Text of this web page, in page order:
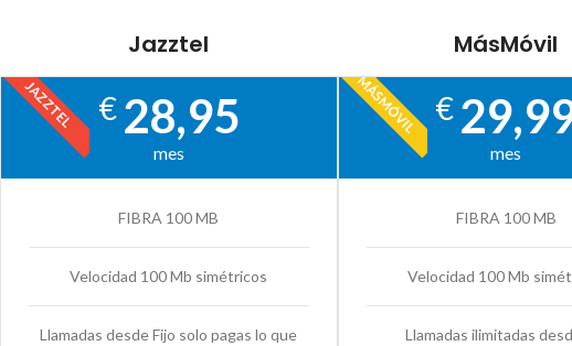
Jazztel
JAZZTEL € 28,95
mes
FIBRA 100 MB
Velocidad 100 Mb simétricos
Llamadas desde Fijo solo pagas lo que
MásMóvil
MÁSMÓVIL €
mes
FIBRA 100 MB
Velocidad 100 Mb
Llamadas ilimitadas